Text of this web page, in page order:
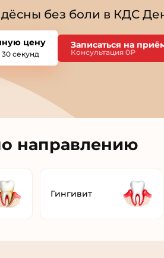
без боли в КДС
цену
секунд
Записаться на
Консультация 0₽
направлению
Гингивит